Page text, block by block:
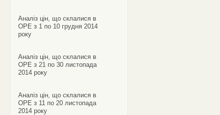
Аналіз цін, що склалися в
ОРЕ з 1 по 10 грудня 2014
року
Аналіз цін, що склалися в
ОРЕ з 21 по 30 листопада
2014 року
Аналіз цін, що склалися в
ОРЕ з 11 по 20 листопада
2014 року